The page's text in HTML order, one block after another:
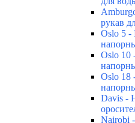
рукав
Oslo 5 -
Oslo 10
Oslo 18
Davis -
Nairobi